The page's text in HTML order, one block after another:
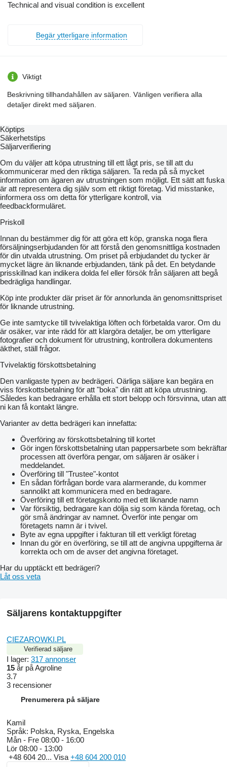
Technical and visual condition is excellent
Begär ytterligare information
Viktigt
Beskrivning tillhandahållen av säljaren. Vänligen verifiera alla
detaljer direkt med säljaren.
Köptips
Säkerhetstips
Säljarverifiering
Om du väljer att köpa utrustning till ett lågt pris, se till att du
kommunicerar med den riktiga säljaren. Ta reda på så mycket
information om ägaren av utrustningen som möjligt. Ett sätt att fuska
är att representera dig själv som ett riktigt företag. Vid misstanke,
informera oss om detta för ytterligare kontroll, via
feedbackformuläret.
Priskoll
Innan du bestämmer dig för att göra ett köp, granska noga flera
försäljningserbjudanden för att förstå den genomsnittliga kostnaden
för din utvalda utrustning. Om priset på erbjudandet du tycker är
mycket lägre än liknande erbjudanden, tänk på det. En betydande
prisskillnad kan indikera dolda fel eller försök från säljaren att begå
bedrägliga handlingar.
Köp inte produkter där priset är för annorlunda än genomsnittspriset
för liknande utrustning.
Ge inte samtycke till tvivelaktiga löften och förbetalda varor. Om du
är osäker, var inte rädd för att klargöra detaljer, be om ytterligare
fotografier och dokument för utrustning, kontrollera dokumentens
äkthet, ställ frågor.
Tvivelaktig förskottsbetalning
Den vanligaste typen av bedrägeri. Oärliga säljare kan begära en
viss förskottsbetalning för att "boka" din rätt att köpa utrustning.
Således kan bedragare erhålla ett stort belopp och försvinna, utan att
ni kan få kontakt längre.
Varianter av detta bedrägeri kan innefatta:
Överföring av förskottsbetalning till kortet
Gör ingen förskottsbetalning utan pappersarbete som bekräftar
processen att överföra pengar, om säljaren är osäker i
meddelandet.
Överföring till "Trustee"-kontot
En sådan förfrågan borde vara alarmerande, du kommer
sannolikt att kommunicera med en bedragare.
Överföring till ett företagskonto med ett liknande namn
Var försiktig, bedragare kan dölja sig som kända företag, och
gör små ändringar av namnet. Överför inte pengar om
företagets namn är i tvivel.
Byte av egna uppgifter i fakturan till ett verkligt företag
Innan du gör en överföring, se till att de angivna uppgifterna är
korrekta och om de avser det angivna företaget.
Har du upptäckt ett bedrägeri?
Låt oss veta
Säljarens kontaktuppgifter
CIEZAROWKI.PL
Verifierad säljare
I lager: 317 annonser
15 år på Agroline
3.7
3 recensioner
Prenumerera på säljare
Kamil
Språk: Polska, Ryska, Engelska
Mån - Fre 08:00 - 16:00
Lör 08:00 - 13:00
+48 604 20... Visa +48 604 200 010